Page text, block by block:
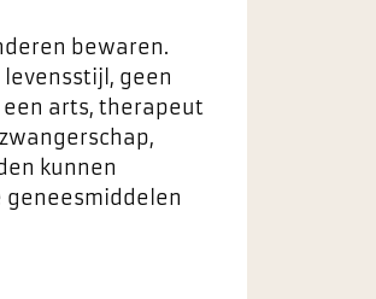
bewaren.
geen
arts, therapeut
kunnen